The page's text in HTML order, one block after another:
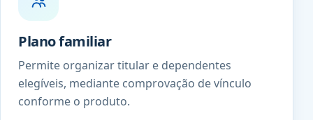
Plano familiar
Permite organizar titular e dependentes
elegíveis, mediante comprovação de vínculo
conforme o produto.